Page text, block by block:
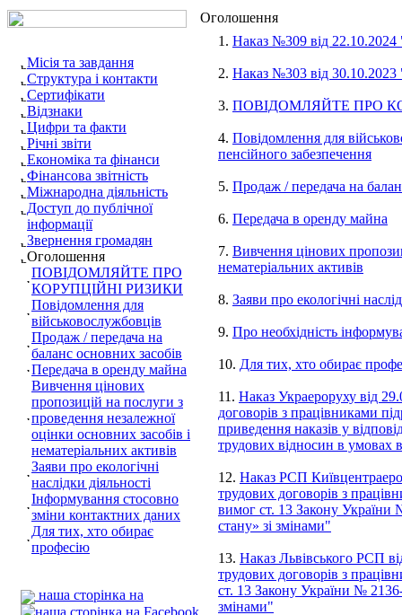
Місія та завдання
Структура і контакти
Сертифікати
Відзнаки
Цифри та факти
Річні звіти
Економіка та фінанси
Фінансова звітність
Міжнародна діяльність
Доступ до публічної
інформації
Звернення громадян
Оголошення
ПОВІДОМЛЯЙТЕ ПРО
КОРУПЦІЙНІ РИЗИКИ
Повідомлення для
військовослужбовців
Продаж / передача на
баланс основних засобів
Передача в оренду майна
Вивчення цінових
пропозицій на послуги з
проведення незалежної
оцінки основних засобів і
нематеріальних активів
Заяви про екологічні
наслідки діяльності
Інформування стосовно
зміни контактних даних
Для тих, хто обирає
професію
наша сторінка на
Оголошення
1. Наказ №309 від
2. Наказ №303 від
3. ПОВІДОМЛЯЙТЕ ПРО
4. Повідомлення для
пенсійного забезпечення
5. Продаж / передача на
6. Передача в оренду майна
7. Вивчення цінових
нематеріальних активів
8. Заяви про екологічні
9. Про необхідність
10. Для тих, хто обирає
11. Наказ Украероруху від
договорів з працівниками
приведення наказів у
трудових відносин в умовах
12. Наказ РСП
трудових договорів з
вимог ст. 13 Закону України
стану» зі змінами"
13. Наказ Львівського РСП
трудових договорів з
ст. 13 Закону України №
змінами"